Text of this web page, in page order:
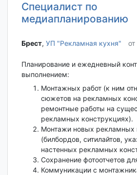
Специалист по
медиапланированию
Брест‎, УП "Рекламная кухня"
Планирование и ежедневный
выполнением:
Монтажных работ (к ним
сюжетов на рекламных
ремонтные работы на
рекламных конструкциях).
Монтажи новых рекламных
(билбордов, ситилайтов,
настенных рекламных
Сохранение фотоотчетов
Коммуникации с